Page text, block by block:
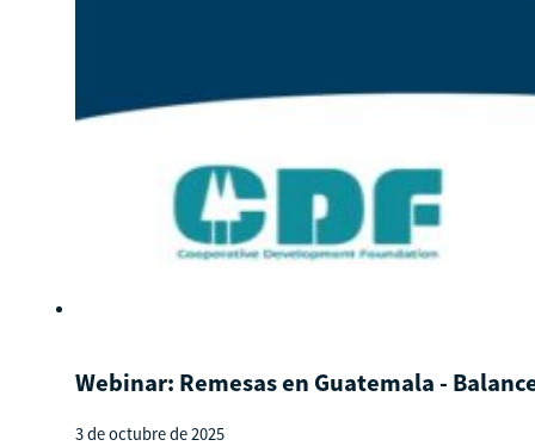
Webinar: Remesas en Guatemala -
3 de octubre de 2025